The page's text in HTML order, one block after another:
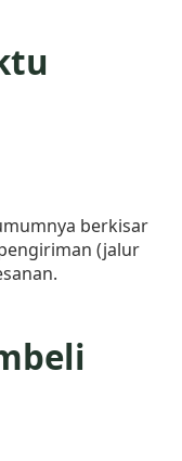
berkisar
(jalur